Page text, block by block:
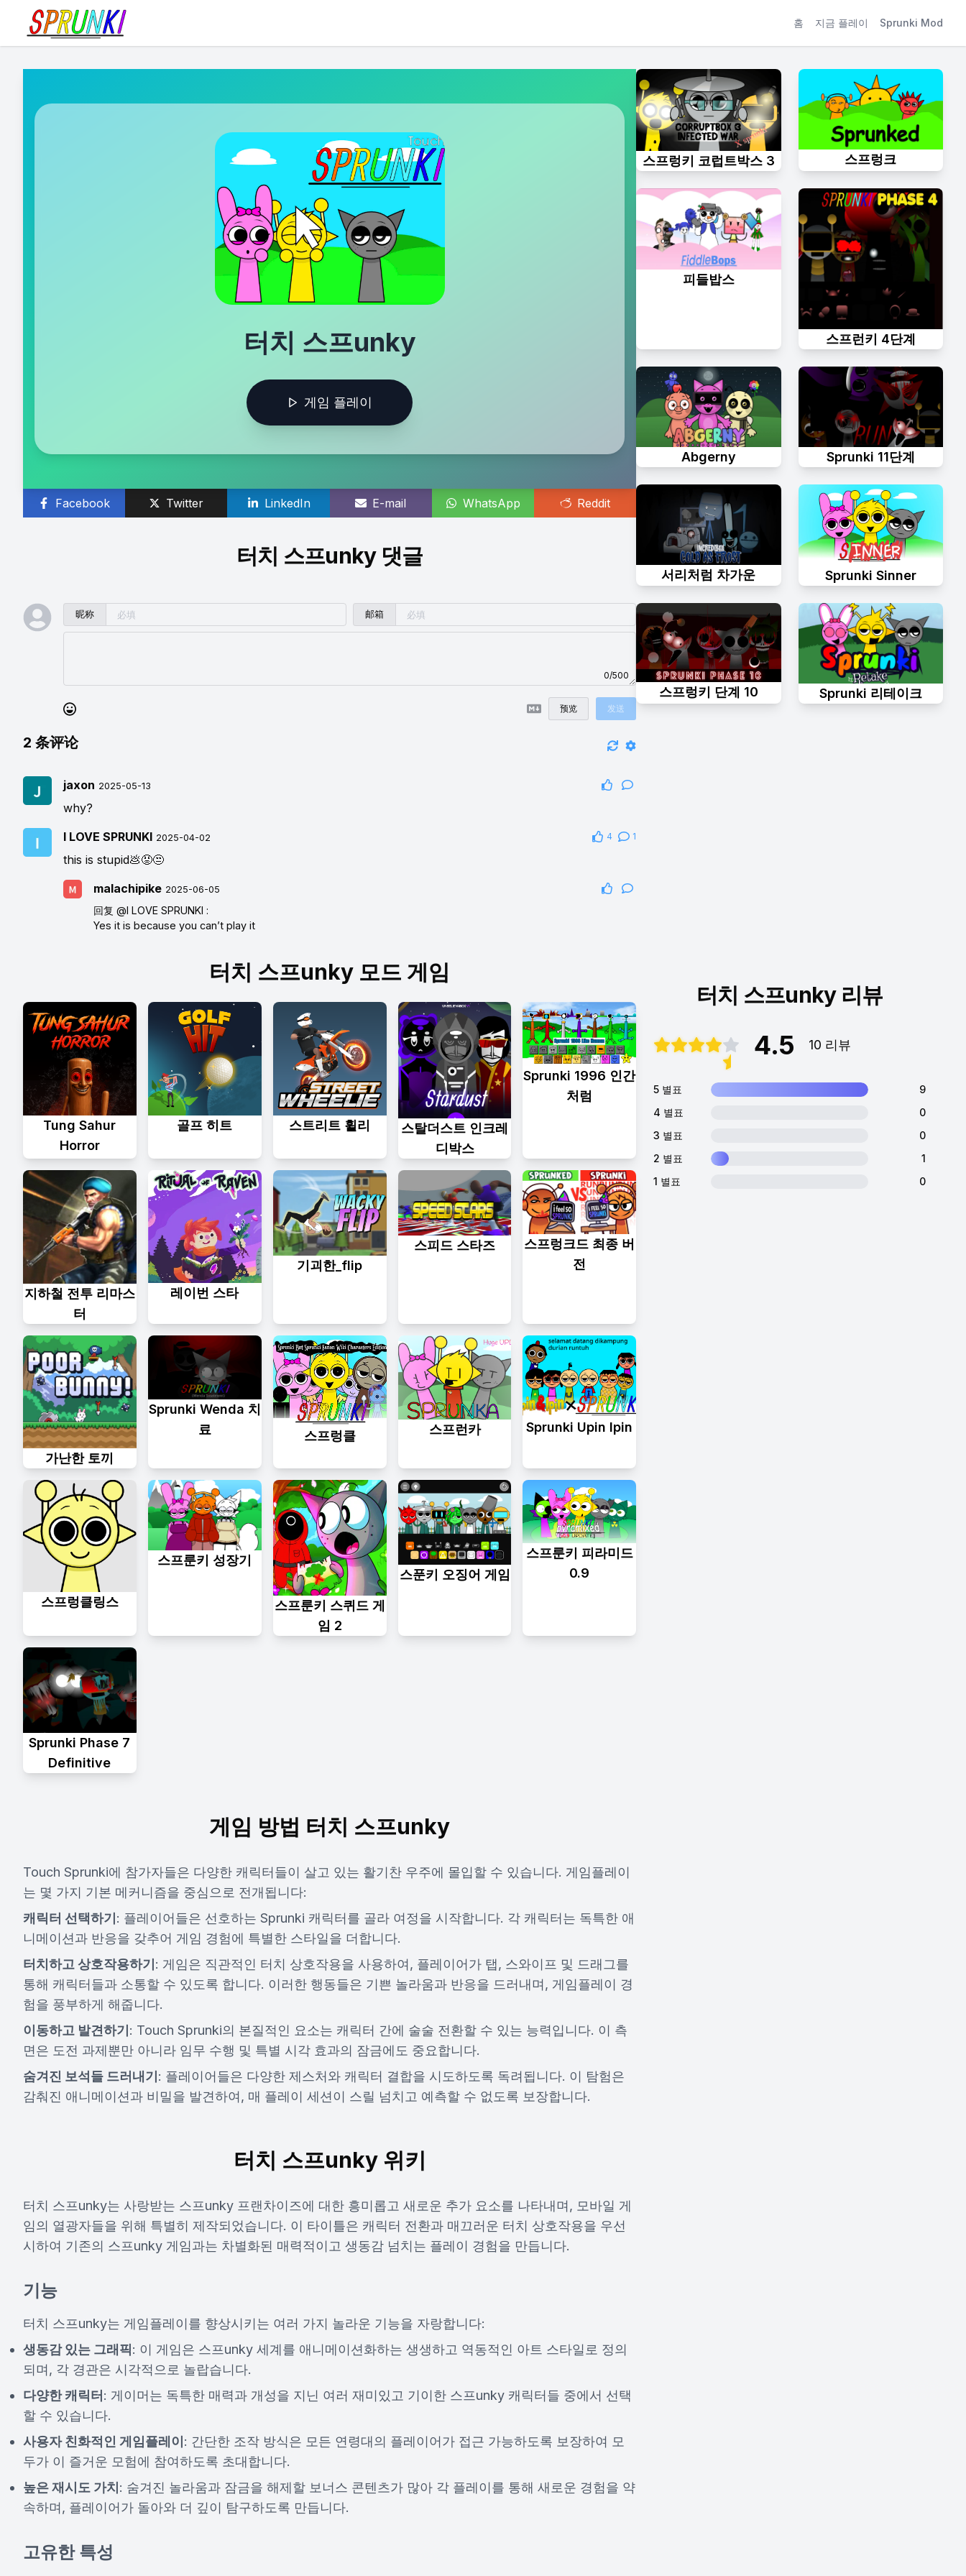
홈 지금 플레이 Sprunki Mod
터치 스프unky
게임 플레이
Facebook Twitter LinkedIn E-mail WhatsApp Reddit
터치 스프unky 댓글
昵称 邮箱
0/500
预览 发送
2 条评论
jaxon 2025-05-13
why?
I LOVE SPRUNKI 2025-04-02 4 1
this is stupid💩😡😒
malachipike 2025-06-05
回复 @I LOVE SPRUNKI :
Yes it is because you can’t play it
스프렁키 코럽트박스 3 스프렁크
피들밥스
스프런키 4단계
Abgerny Sprunki 11단계
서리처럼 차가운 Sprunki Sinner
스프렁키 단계 10 Sprunki 리테이크
터치 스프unky 모드 게임
Tung Sahur
Horror
골프 히트 스트리트 휠리
스탈더스트 인크레
디박스
Sprunki 1996 인간
처럼
지하철 전투 리마스
터
레이번 스타
기괴한_flip
스피드 스타즈
스프렁크드 최종 버
전
가난한 토끼
Sprunki Wenda 치
료
스프렁클 스프런카 Sprunki Upin Ipin
스프렁클링스
스프룬키 성장기
스프룬키 스퀴드 게
임 2
스푼키 오징어 게임
스프룬키 피라미드
0.9
Sprunki Phase 7
Definitive
게임 방법 터치 스프unky
Touch Sprunki에 참가자들은 다양한 캐릭터들이 살고 있는 활기찬 우주에 몰입할 수 있습니다. 게임플레이
는 몇 가지 기본 메커니즘을 중심으로 전개됩니다:
캐릭터 선택하기: 플레이어들은 선호하는 Sprunki 캐릭터를 골라 여정을 시작합니다. 각 캐릭터는 독특한 애
니메이션과 반응을 갖추어 게임 경험에 특별한 스타일을 더합니다.
터치하고 상호작용하기: 게임은 직관적인 터치 상호작용을 사용하여, 플레이어가 탭, 스와이프 및 드래그를
통해 캐릭터들과 소통할 수 있도록 합니다. 이러한 행동들은 기쁜 놀라움과 반응을 드러내며, 게임플레이 경
험을 풍부하게 해줍니다.
이동하고 발견하기: Touch Sprunki의 본질적인 요소는 캐릭터 간에 술술 전환할 수 있는 능력입니다. 이 측
면은 도전 과제뿐만 아니라 임무 수행 및 특별 시각 효과의 잠금에도 중요합니다.
숨겨진 보석들 드러내기: 플레이어들은 다양한 제스처와 캐릭터 결합을 시도하도록 독려됩니다. 이 탐험은
감춰진 애니메이션과 비밀을 발견하여, 매 플레이 세션이 스릴 넘치고 예측할 수 없도록 보장합니다.
터치 스프unky 위키
터치 스프unky는 사랑받는 스프unky 프랜차이즈에 대한 흥미롭고 새로운 추가 요소를 나타내며, 모바일 게
임의 열광자들을 위해 특별히 제작되었습니다. 이 타이틀은 캐릭터 전환과 매끄러운 터치 상호작용을 우선
시하여 기존의 스프unky 게임과는 차별화된 매력적이고 생동감 넘치는 플레이 경험을 만듭니다.
기능
터치 스프unky는 게임플레이를 향상시키는 여러 가지 놀라운 기능을 자랑합니다:
생동감 있는 그래픽: 이 게임은 스프unky 세계를 애니메이션화하는 생생하고 역동적인 아트 스타일로 정의
되며, 각 경관은 시각적으로 놀랍습니다.
다양한 캐릭터: 게이머는 독특한 매력과 개성을 지닌 여러 재미있고 기이한 스프unky 캐릭터들 중에서 선택
할 수 있습니다.
사용자 친화적인 게임플레이: 간단한 조작 방식은 모든 연령대의 플레이어가 접근 가능하도록 보장하여 모
두가 이 즐거운 모험에 참여하도록 초대합니다.
높은 재시도 가치: 숨겨진 놀라움과 잠금을 해제할 보너스 콘텐츠가 많아 각 플레이를 통해 새로운 경험을 약
속하며, 플레이어가 돌아와 더 깊이 탐구하도록 만듭니다.
고유한 특성
터치 스프unky 리뷰
4.5 10 리뷰
5 별표
9
4 별표
0
3 별표
0
2 별표
1
1 별표
0